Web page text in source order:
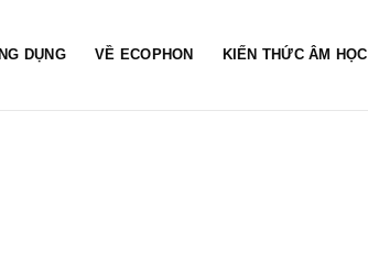
DỤNG VỀ ECOPHON KIẾN THỨC ÂM HỌC